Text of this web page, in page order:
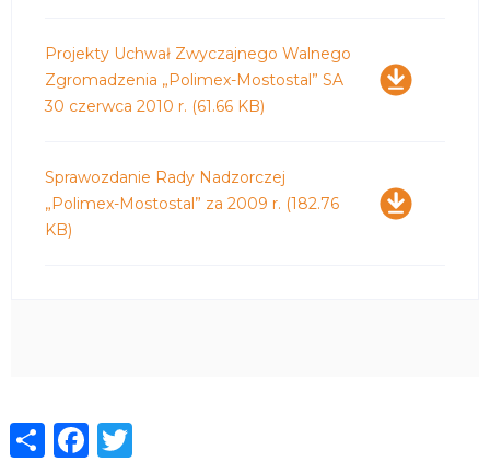
Pobierz
Projekty Uchwał Zwyczajnego Walnego
Zgromadzenia „Polimex-Mostostal” SA
30 czerwca 2010 r. (61.66 KB)
Pobierz
Sprawozdanie Rady Nadzorczej
„Polimex-Mostostal” za 2009 r. (182.76
KB)
ShareFacebook